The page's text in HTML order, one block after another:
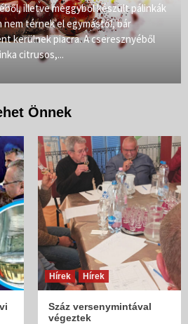
illetve meggyből készült pálinkák
térnek el egymástól, bár
kerülnek piacra. A cseresznyéből
citrusos,...
Önnek
Hírek Hírek
Száz versenymintával
végeztek